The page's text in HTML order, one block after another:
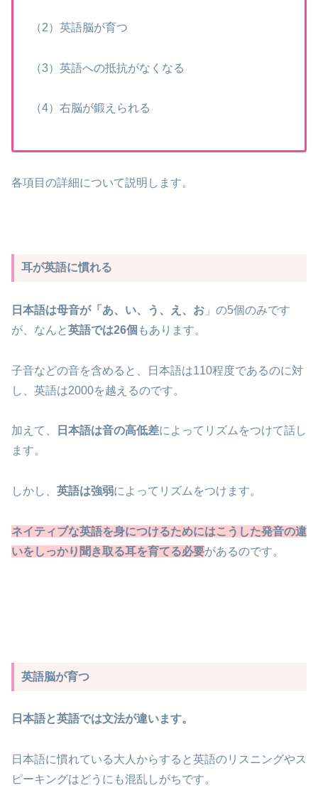
（2）英語脳が育つ
（3）英語への抵抗がなくなる
（4）右脳が鍛えられる
各項目の詳細について説明します。
耳が英語に慣れる
日本語は母音が「あ、い、う、え、お 」の5個のみです
が、なんと英語では26個 もあります。
子音などの音を含めると、日本語は110程度であるのに対
し、英語は2000を越えるのです。
加えて、 日本語は音の高低差によってリズムをつけて話し
ます。
しかし、 英語は強弱によってリズムをつけます。
ネイティブな英語を身につけるためにはこうした発音の違
いをしっかり聞き取る耳を育てる必要があるのです。
英語脳が育つ
日本語と英語では文法が違います。
日本語に慣れている大人からすると英語のリスニングやス
ピーキングはどうにも混乱しがちです。